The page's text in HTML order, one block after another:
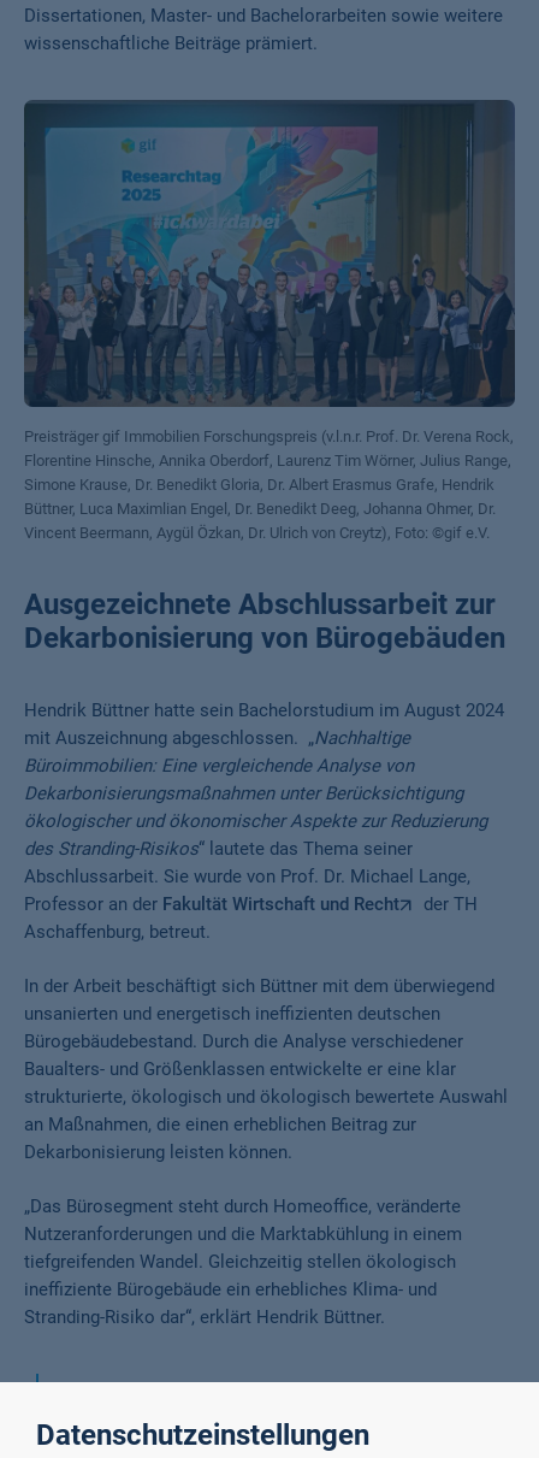
Dissertationen, Master- und Bachelorarbeiten sowie weitere
wissenschaftliche Beiträge prämiert.
Preisträger gif Immobilien Forschungspreis (v.l.n.r. Prof. Dr. Verena Rock,
Florentine Hinsche, Annika Oberdorf, Laurenz Tim Wörner, Julius Range,
Simone Krause, Dr. Benedikt Gloria, Dr. Albert Erasmus Grafe, Hendrik
Büttner, Luca Maximlian Engel, Dr. Benedikt Deeg, Johanna Ohmer, Dr.
Vincent Beermann, Aygül Özkan, Dr. Ulrich von Creytz), Foto: ©gif e.V.
Ausgezeichnete Abschlussarbeit zur
Dekarbonisierung von Bürogebäuden
Hendrik Büttner hatte sein Bachelorstudium im August 2024
mit Auszeichnung abgeschlossen. „Nachhaltige
Büroimmobilien: Eine vergleichende Analyse von
Dekarbonisierungsmaßnahmen unter Berücksichtigung
ökologischer und ökonomischer Aspekte zur Reduzierung
des Stranding-Risikos“ lautete das Thema seiner
Abschlussarbeit. Sie wurde von Prof. Dr. Michael Lange,
Professor an der Fakultät Wirtschaft und Recht
der TH
Aschaffenburg, betreut.
In der Arbeit beschäftigt sich Büttner mit dem überwiegend
unsanierten und energetisch ineffizienten deutschen
Bürogebäudebestand. Durch die Analyse verschiedener
Baualters- und Größenklassen entwickelte er eine klar
strukturierte, ökologisch und ökologisch bewertete Auswahl
an Maßnahmen, die einen erheblichen Beitrag zur
Dekarbonisierung leisten können.
„Das Bürosegment steht durch Homeoffice, veränderte
Nutzeranforderungen und die Marktabkühlung in einem
tiefgreifenden Wandel. Gleichzeitig stellen ökologisch
ineffiziente Bürogebäude ein erhebliches Klima- und
Stranding-Risiko dar“, erklärt Hendrik Büttner.
Maßnahmen sowohl ökologisch wirksam als auch
Datenschutzeinstellungen